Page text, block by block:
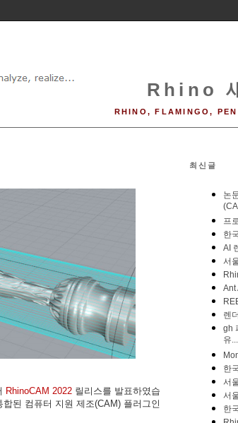
Rhino
RHINO, FLAMINGO,
RhinoCAM 2022 릴리스를 발표하였습
된 컴퓨터 지원 제조(CAM) 플러그인
최신글